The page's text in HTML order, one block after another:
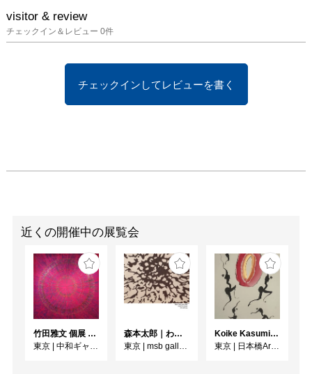
visitor & review
チェックイン＆レビュー 0件
チェックインしてレビューを書く
近くの開催中の展覧会
竹田雅文 個展 －Jam Service Exhibition－
東京
中和ギャラリー
森本太郎｜わたしのパレイドリア
東京
msb gallery
Koike Kasumi Web個展 ラ・ダンス
東京
日本橋Art.jp